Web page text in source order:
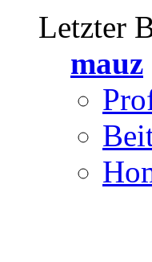
Letzter
mauz